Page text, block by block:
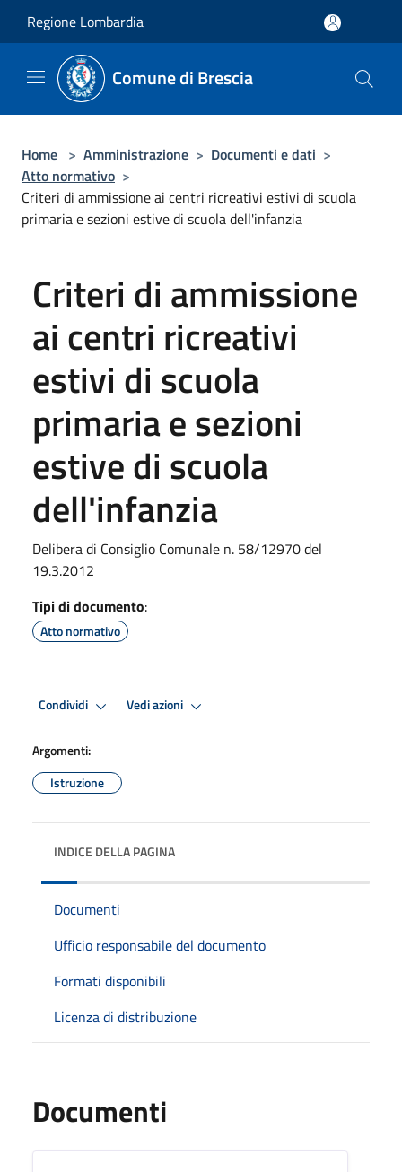
Regione Lombardia
Comune di Brescia
Home > Amministrazione > Documenti e dati >
Atto normativo >
Criteri di ammissione ai centri ricreativi estivi di scuola
primaria e sezioni estive di scuola dell'infanzia
Criteri di ammissione
ai centri ricreativi
estivi di scuola
primaria e sezioni
estive di scuola
dell'infanzia
Delibera di Consiglio Comunale n. 58/12970 del
19.3.2012
Tipi di documento:
Atto normativo
Condividi Vedi azioni
Argomenti:
Istruzione
INDICE DELLA PAGINA
Documenti
Ufficio responsabile del documento
Formati disponibili
Licenza di distribuzione
Documenti